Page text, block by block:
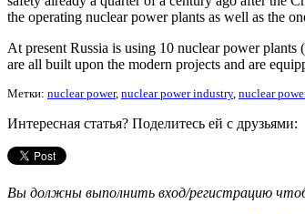
the operating nuclear power plants as well as the
At present Russia is using 10 nuclear power
are all built upon the modern projects and are
Метки: nuclear power, nuclear power industry, nuclear
Интересная статья? Поделитесь ей с друзьями:
Вы должны выполнить вход/регистрацию